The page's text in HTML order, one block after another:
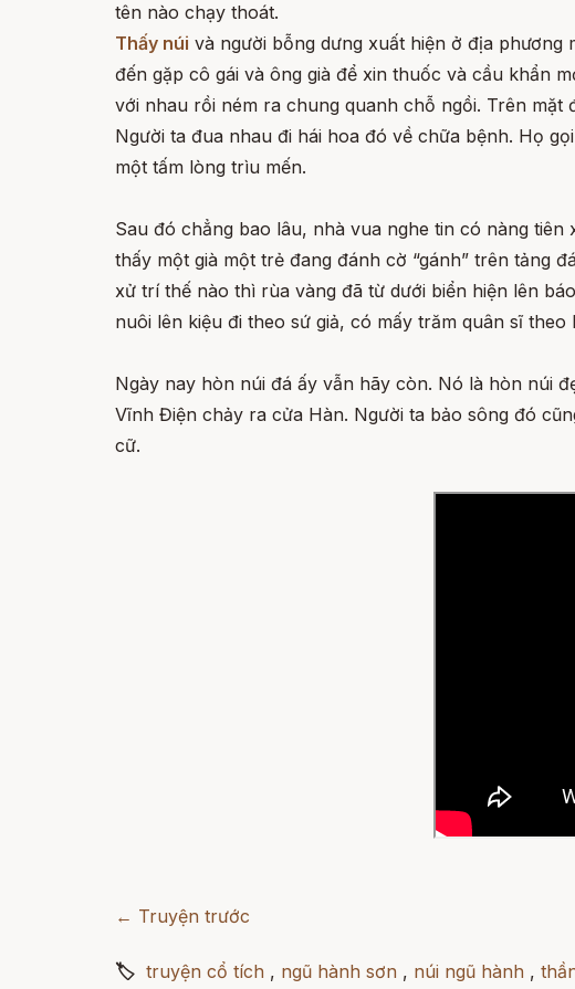
tên nào chạy thoát.
Thấy núi và người bỗng dưng xuất hiện ở địa
đến gặp cô gái và ông già để xin thuốc và cầu khẩn
với nhau rồi ném ra chung quanh chỗ ngồi. Trên
Người ta đua nhau đi hái hoa đó về chữa bệnh. Họ
một tấm lòng trìu mến.
Sau đó chẳng bao lâu, nhà vua nghe tin có nàng
thấy một già một trẻ đang đánh cờ “gánh” trên tảng
xử trí thế nào thì rùa vàng đã từ dưới biển hiện lên
nuôi lên kiệu đi theo sứ giả, có mấy trăm quân sĩ
Ngày nay hòn núi đá ấy vẫn hãy còn. Nó là hòn núi
Vĩnh Điện chảy ra cửa Hàn. Người ta bảo sông đó
cữ.
← Truyện trước
🏷 truyện cổ tích , ngũ hành sơn , núi ngũ hành ,